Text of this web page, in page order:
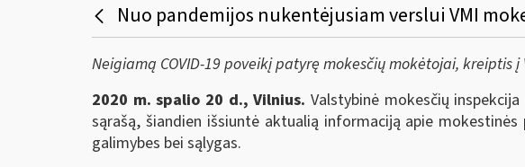
Nuo pandemijos nukentėjusiam verslui VMI
Neigiamą COVID-19 poveikį patyrę mokesčių mokėtojai, kreiptis
2020 m. spalio 20 d., Vilnius. Valstybinė mokesčių
sąrašą, šiandien išsiuntė aktualią informaciją apie
galimybes bei sąlygas.